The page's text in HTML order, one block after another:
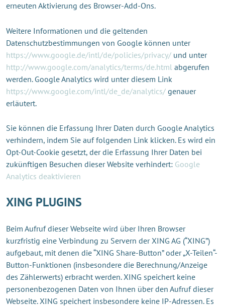
erneuten Aktivierung des Browser-Add-Ons.
Weitere Informationen und die geltenden
Datenschutzbestimmungen von Google können unter
https://www.google.de/intl/de/policies/privacy/ und unter
http://www.google.com/analytics/terms/de.html abgerufen
werden. Google Analytics wird unter diesem Link
https://www.google.com/intl/de_de/analytics/ genauer
erläutert.
Sie können die Erfassung Ihrer Daten durch Google Analytics
verhindern, indem Sie auf folgenden Link klicken. Es wird ein
Opt-Out-Cookie gesetzt, der die Erfassung Ihrer Daten bei
zukünftigen Besuchen dieser Website verhindert: Google
Analytics deaktivieren
XING PLUGINS
Beim Aufruf dieser Webseite wird über Ihren Browser
kurzfristig eine Verbindung zu Servern der XING AG (“XING”)
aufgebaut, mit denen die “XING Share-Button” oder „X-Teilen“-
Button-Funktionen (insbesondere die Berechnung/Anzeige
des Zählerwerts) erbracht werden. XING speichert keine
personenbezogenen Daten von Ihnen über den Aufruf dieser
Webseite. XING speichert insbesondere keine IP-Adressen. Es